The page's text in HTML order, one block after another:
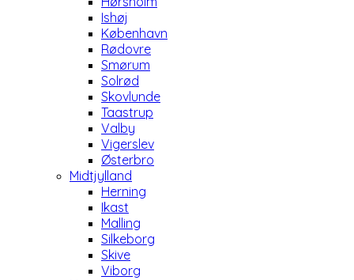
Ishøj
København
Rødovre
Smørum
Solrød
Skovlunde
Taastrup
Valby
Vigerslev
Østerbro
Midtjylland
Herning
Ikast
Malling
Silkeborg
Skive
Viborg